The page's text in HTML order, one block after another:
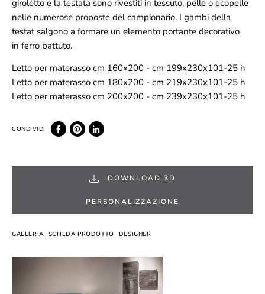
giroletto e la testata sono rivestiti in tessuto, pelle o ecopelle
nelle numerose proposte del campionario. I gambi della
testat salgono a formare un elemento portante decorativo
in ferro battuto.
Letto per materasso cm 160x200 - cm 199x230x101-25 h
Letto per materasso cm 180x200 - cm 219x230x101-25 h
Letto per materasso cm 200x200 - cm 239x230x101-25 h
DOWNLOAD 3D
PERSONALIZZAZIONE
GALLERIA SCHEDA PRODOTTO DESIGNER